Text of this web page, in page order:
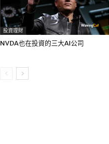
投資理財
NVDA也在投資的三大AI公司